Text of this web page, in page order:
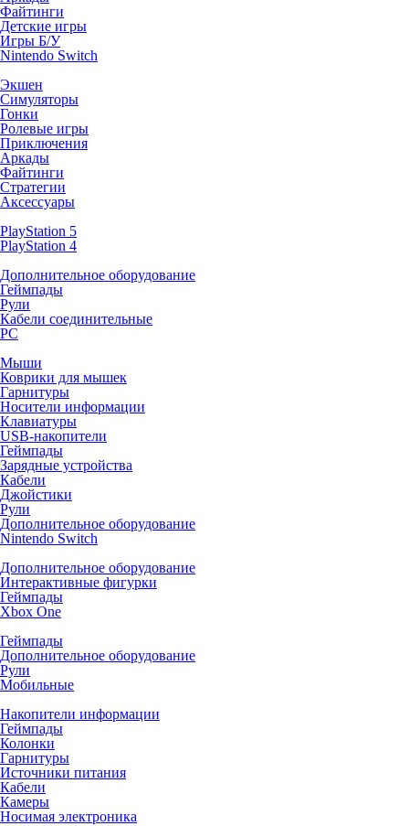
Файтинги
Детские игры
Игры Б/У
Nintendo Switch
Экшен
Симуляторы
Гонки
Ролевые игры
Приключения
Аркады
Файтинги
Стратегии
Аксессуары
PlayStation 5
PlayStation 4
Дополнительное оборудование
Геймпады
Рули
Кабели соединительные
PC
Мыши
Коврики для мышек
Гарнитуры
Носители информации
Клавиатуры
USB-накопители
Геймпады
Зарядные устройства
Кабели
Джойстики
Рули
Дополнительное оборудование
Nintendo Switch
Дополнительное оборудование
Интерактивные фигурки
Геймпады
Xbox One
Геймпады
Дополнительное оборудование
Рули
Мобильные
Накопители информации
Геймпады
Колонки
Гарнитуры
Источники питания
Кабели
Камеры
Носимая электроника